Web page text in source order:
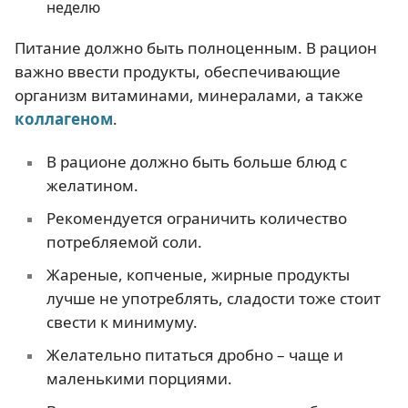
неделю
Питание должно быть полноценным. В рацион
важно ввести продукты, обеспечивающие
организм витаминами, минералами, а также
коллагеном.
В рационе должно быть больше блюд с
желатином.
Рекомендуется ограничить количество
потребляемой соли.
Жареные, копченые, жирные продукты
лучше не употреблять, сладости тоже стоит
свести к минимуму.
Желательно питаться дробно – чаще и
маленькими порциями.